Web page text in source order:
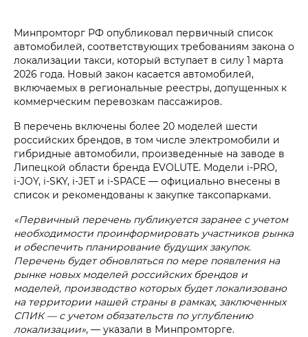
Минпромторг РФ опубликовал первичный список
автомобилей, соответствующих требованиям закона о
локализации такси, который вступает в силу 1 марта
2026 года. Новый закон касается автомобилей,
включаемых в региональные реестры, допущенных к
коммерческим перевозкам пассажиров.
В перечень включены более 20 моделей шести
российских брендов, в том числе электромобили и
гибридные автомобили, произведенные на заводе в
Липецкой области бренда EVOLUTE. Модели i‑PRO,
i‑JOY, i‑SKY, i‑JET и i‑SPACE — официально внесены в
список и рекомендованы к закупке таксопарками.
«Первичный перечень публикуется заранее с учетом
необходимости проинформировать участников рынка
и обеспечить планирование будущих закупок.
Перечень будет обновляться по мере появления на
рынке новых моделей российских брендов и
моделей, производство которых будет локализовано
на территории нашей страны в рамках, заключенных
СПИК — с учетом обязательств по углублению
локализации», — указали в Минпромторге.